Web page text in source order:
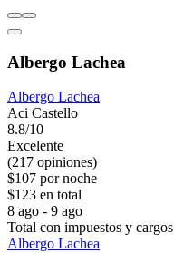
Albergo Lachea
Albergo Lachea
Aci Castello
8.8/10
Excelente
(217 opiniones)
$107 por noche
$123 en total
8 ago - 9 ago
Total con impuestos y cargos
Albergo Lachea